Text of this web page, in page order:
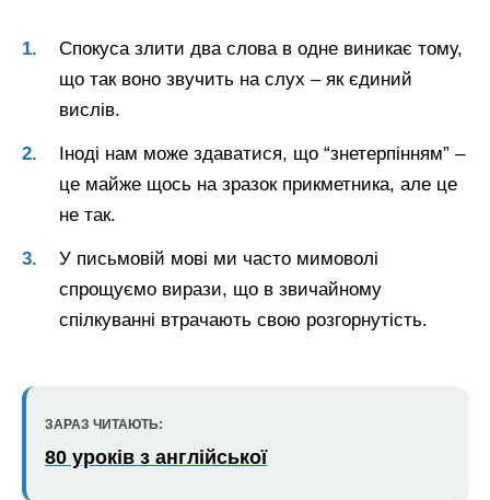
Спокуса злити два слова в одне виникає тому,
що так воно звучить на слух – як єдиний
вислів.
Іноді нам може здаватися, що “знетерпінням” –
це майже щось на зразок прикметника, але це
не так.
У письмовій мові ми часто мимоволі
спрощуємо вирази, що в звичайному
спілкуванні втрачають свою розгорнутість.
ЗАРАЗ ЧИТАЮТЬ:
80 уроків з англійської